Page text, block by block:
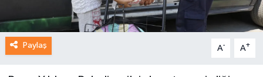
Paylaş A- A+